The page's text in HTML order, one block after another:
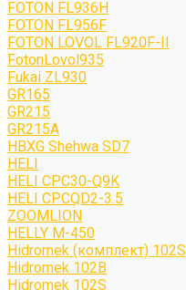
FOTON FL936H
FOTON FL956F
FOTON LOVOL FL920F-II
FotonLovol935
Fukai ZL930
GR165
GR215
GR215A
HBXG Shehwa SD7
HELI
HELI CPC30-Q9K
HELI CPCQD2-3.5
ZOOMLION
HELLY M-450
Hidromek (комплект) 102S
Hidromek 102B
Hidromek 102S